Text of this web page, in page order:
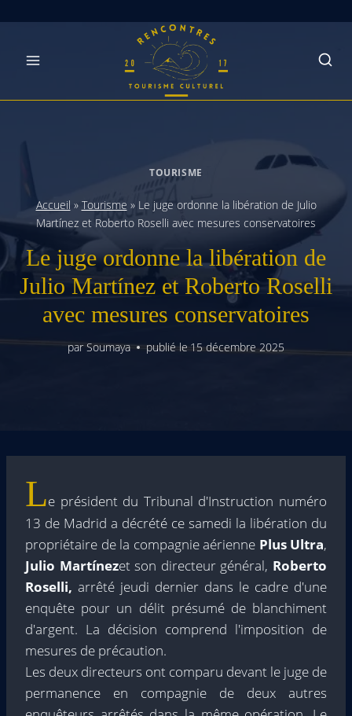
TOURISME
Accueil » Tourisme » Le juge ordonne la libération de Julio
Martínez et Roberto Roselli avec mesures conservatoires
Le juge ordonne la libération de
Julio Martínez et Roberto Roselli
avec mesures conservatoires
parSoumaya publié le 15 décembre 2025
Le président du Tribunal d'Instruction numéro
13 de Madrid a décrété ce samedi la libération du
propriétaire de la compagnie aérienne Plus Ultra,
Julio Martínezet son directeur général, Roberto
Roselli, arrêté jeudi dernier dans le cadre d'une
enquête pour un délit présumé de blanchiment
d'argent. La décision comprend l'imposition de
mesures de précaution.
Les deux directeurs ont comparu devant le juge de
permanence en compagnie de deux autres